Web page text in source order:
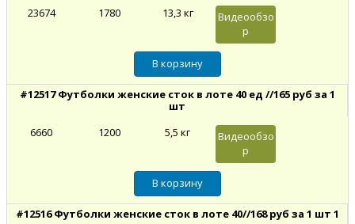
23674
1780 13,3 кг
Видеообзо
р
#12517 Футболки женские сток в лоте 40 ед //165 руб за 1
шт
6660
1200 5,5 кг
Видеообзо
р
#12516 Футболки женские сток в лоте 40//168 руб за 1 шт 1